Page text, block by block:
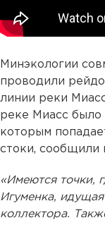
Минэкологии
проводили
линии реки
реке Миасс было
которым
стоки, сообщили
«Имеются точки,
Игуменка,
коллектора.